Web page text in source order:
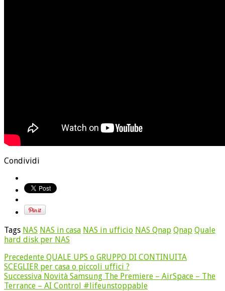
Condividi
Tags NAS NAS in casa NAS in ufficio NAS Qnap Qnap Quale
hard disk per NAS
Precedente QUALE UPS o GRUPPO DI CONTINUITA
SCEGLIER per casa o piccoli uffici ?
Successiva Novità Samsung The Premiere – AirSpace – The
Terrance – AI Control #lifeunstoppable